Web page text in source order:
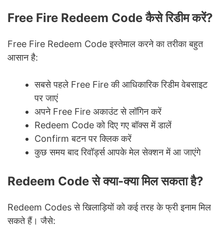
Free Fire Redeem Code कैसे रिडीम करें?
Free Fire Redeem Code इस्तेमाल करने का तरीका बहुत
आसान है:
सबसे पहले Free Fire की आधिकारिक रिडीम वेबसाइट
पर जाएं
अपने Free Fire अकाउंट से लॉगिन करें
Redeem Code को दिए गए बॉक्स में डालें
Confirm बटन पर क्लिक करें
कुछ समय बाद रिवॉर्ड्स आपके मेल सेक्शन में आ जाएंगे
Redeem Code से क्या-क्या मिल सकता है?
Redeem Codes से खिलाड़ियों को कई तरह के फ्री इनाम मिल
सकते हैं। जैसे: